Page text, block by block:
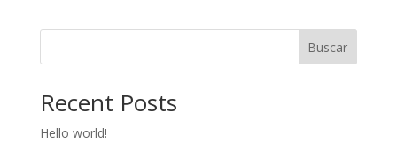
Buscar
Recent Posts
Hello world!